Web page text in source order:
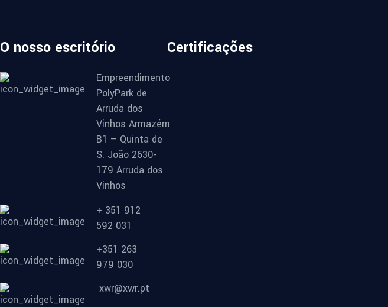
O nosso escritório
Empreendimento
PolyPark de
Arruda dos
Vinhos Armazém
B1 – Quinta de
S. João 2630-
179 Arruda dos
Vinhos
+ 351 912
592 031
+351 263
979 030
xwr@xwr.pt
Certificações